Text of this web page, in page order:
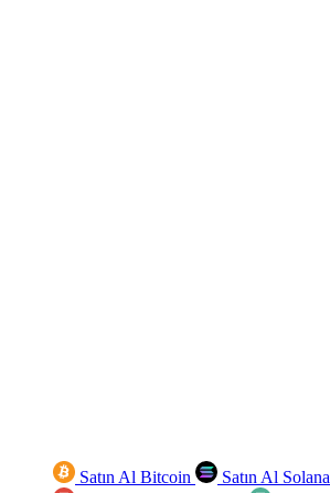
Satın Al Bitcoin Satın Al Solana